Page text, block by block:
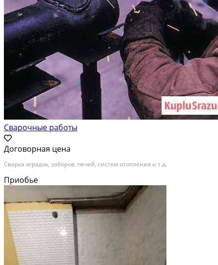
Сварочные работы
Договорная цена
Сварка оградок, заборов, печей, систем отопления и т.д.
Приобье